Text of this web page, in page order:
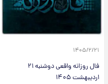
۱۴۰۵/۲/۲۱
فال روزانه واقعی دوشنبه ۲۱
اردیبهشت ۱۴۰۵